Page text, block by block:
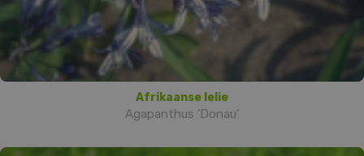
Afrikaanse lelie
Agapanthus 'Donau'